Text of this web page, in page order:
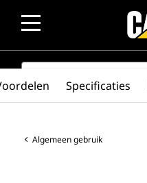
SEARCH
Algemeen gebruik
Specificaties